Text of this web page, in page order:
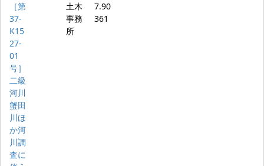
［第
37‐
K15
27‐
01
号］
二級
河川
蟹田
川ほ
か河
川調
査に
土木
事務
所
7.90
361